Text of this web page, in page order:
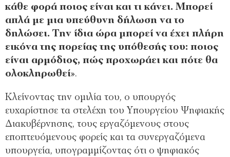
κάθε φορά ποιος είναι και τι κάνει. Μπορεί
απλά με μια υπεύθυνη δήλωση να το
δηλώσει. Την ίδια ώρα μπορεί να έχει πλήρη
εικόνα της πορείας της υπόθεσής του: ποιος
είναι αρμόδιος, πώς προχωράει και πότε θα
ολοκληρωθεί».
Κλείνοντας την ομιλία του, ο υπουργός
ευχαρίστησε τα στελέχη του Υπουργείου Ψηφιακής
Διακυβέρνησης, τους εργαζόμενους στους
εποπτευόμενους φορείς και τα συνεργαζόμενα
υπουργεία, υπογραμμίζοντας ότι ο ψηφιακός